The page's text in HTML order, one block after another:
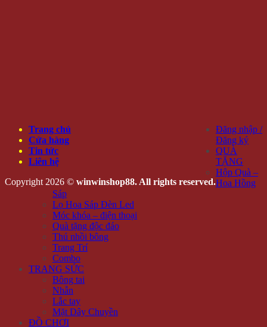
Trang chủ
Cửa hàng
Tin tức
Liên hệ
Copyright 2026 © winwinshop88. All rights reserved.
Đăng nhập /
Đăng ký
QUÀ
TẶNG
Hộp Quà –
Hoa Hồng
Sáp
Lọ Hoa Sáp Đèn Led
Móc khóa – điện thoại
Quà tặng độc đáo
Thú nhồi bông
Trang Trí
Combo
TRANG SỨC
Bông tai
Nhẫn
Lắc tay
Mặt Dây Chuyền
ĐỒ CHƠI